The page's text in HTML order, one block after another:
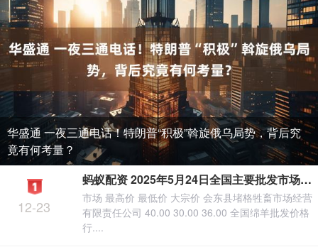
华盛通 一夜三通电话！特朗普“积极”斡旋俄乌局势，背后究
竟有何考量？
蚂蚁配资 2025年5月24日全国主要批发市场绵羊价格行情
市场 最高价 最低价 大宗价 会东县堵格牲畜市场经营
有限责任公司 40.00 30.00 36.00 全国绵羊批发价格
行....
12-23